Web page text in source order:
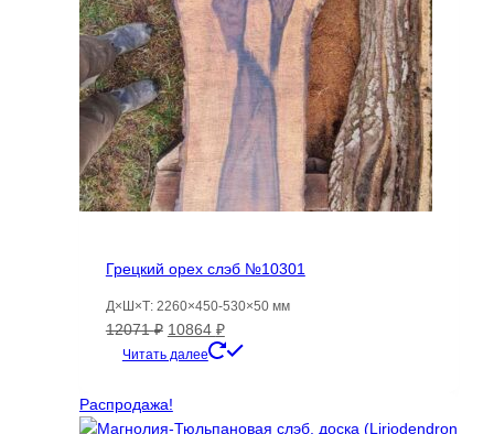
Грецкий орех слэб №10301
Д×Ш×Т: 2260×450-530×50 мм
12071₽ Первоначальная
цена
12071 ₽.
10864 ₽Текущая
цена:
Читать далее
Распродажа!